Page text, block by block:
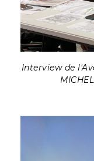
Interview de